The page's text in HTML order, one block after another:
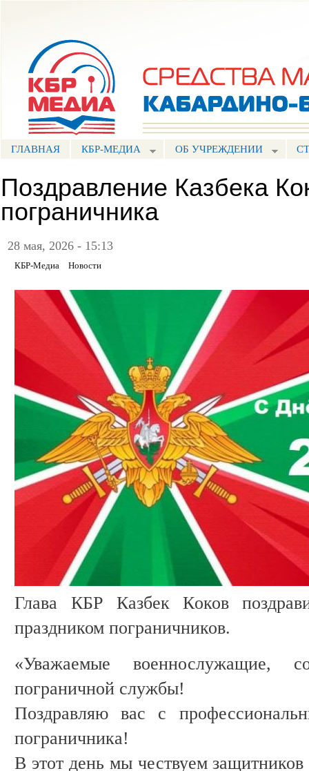
ГЛАВНАЯ КБР-МЕДИА ОБ УЧРЕЖДЕНИИ
Поздравление Казбека
пограничника
28 мая, 2026 - 15:13
КБР-Медиа Новости
Глава КБР Казбек Коков
праздником пограничников.
«Уважаемые военнослужащие,
пограничной службы!
Поздравляю вас с
пограничника!
В этот день мы чествуем